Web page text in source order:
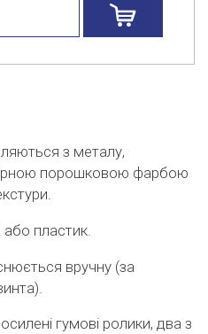
з металу,
порошковою фарбою
пластик.
вручну (за
гумові ролики, два з